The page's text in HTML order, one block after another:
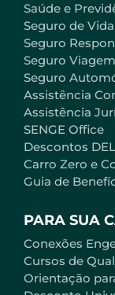
Saúde e
Seguro de Vida
Seguro
Seguro Viagem
Seguro
Assistência
Assistência
SENGE Office
Descontos
Carro Zero e
Guia de
PARA SUA
Conexões
Cursos de
Orientação